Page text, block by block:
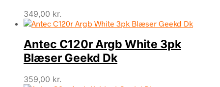
349,00 kr.
Antec C120r Argb White 3pk
Blæser Geekd Dk
359,00 kr.